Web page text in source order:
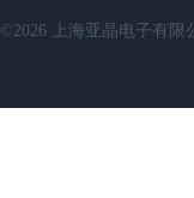
©2026 上海亚晶电子有限